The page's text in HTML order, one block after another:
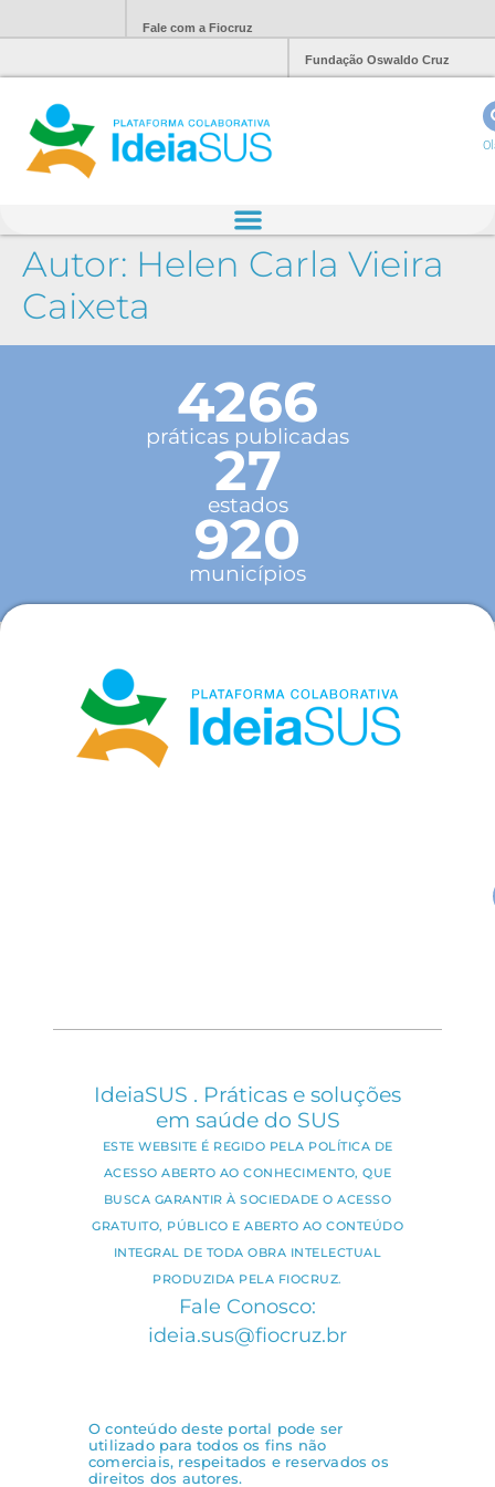
Fale com a Fiocruz
Fundação Oswaldo Cruz
Autor: Helen Carla Vieira
Caixeta
4266
práticas publicadas
27
estados
920
municípios
IdeiaSUS . Práticas e soluções
em saúde do SUS
ESTE WEBSITE É REGIDO PELA POLÍTICA DE
ACESSO ABERTO AO CONHECIMENTO, QUE
BUSCA GARANTIR À SOCIEDADE O ACESSO
GRATUITO, PÚBLICO E ABERTO AO CONTEÚDO
INTEGRAL DE TODA OBRA INTELECTUAL
PRODUZIDA PELA FIOCRUZ.
Fale Conosco:
ideia.sus@fiocruz.br
O conteúdo deste portal pode ser
utilizado para todos os fins não
comerciais, respeitados e reservados os
direitos dos autores.